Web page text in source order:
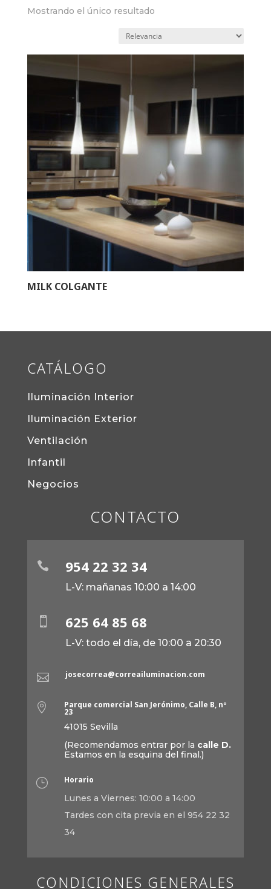
Mostrando el único resultado
MILK COLGANTE
CATÁLOGO
Iluminación Interior
Iluminación Exterior
Ventilación
Infantil
Negocios
CONTACTO
 954 22 32 34
L-V: mañanas 10:00 a 14:00
 625 64 85 68
L-V: todo el día, de 10:00 a 20:30
 josecorrea@correailuminacion.com
 Parque comercial San Jerónimo, Calle B, nº
23
41015 Sevilla
(Recomendamos entrar por la calle D.
Estamos en la esquina del final.)
} Horario
Lunes a Viernes: 10:00 a 14:00
Tardes con cita previa en el 954 22 32
34
CONDICIONES GENERALES